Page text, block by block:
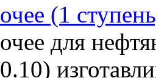
(1
для